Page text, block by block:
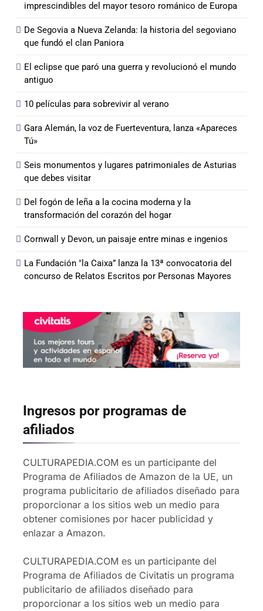
imprescindibles del mayor tesoro románico de Europa
De Segovia a Nueva Zelanda: la historia del segoviano
que fundó el clan Paniora
El eclipse que paró una guerra y revolucionó el mundo
antiguo
10 películas para sobrevivir al verano
Gara Alemán, la voz de Fuerteventura, lanza «Apareces
Tú»
Seis monumentos y lugares patrimoniales de Asturias
que debes visitar
Del fogón de leña a la cocina moderna y la
transformación del corazón del hogar
Cornwall y Devon, un paisaje entre minas e ingenios
La Fundación "la Caixa” lanza la 13ª convocatoria del
concurso de Relatos Escritos por Personas Mayores
Ingresos por programas de
afiliados
CULTURAPEDIA.COM es un participante del
Programa de Afiliados de Amazon de la UE, un
programa publicitario de afiliados diseñado para
proporcionar a los sitios web un medio para
obtener comisiones por hacer publicidad y
enlazar a Amazon.
CULTURAPEDIA.COM es un participante del
Programa de Afiliados de Civitatis un programa
publicitario de afiliados diseñado para
proporcionar a los sitios web un medio para